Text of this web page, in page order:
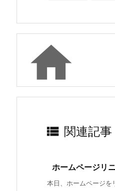

 関連記事
ホームページリ
本日、ホームページを